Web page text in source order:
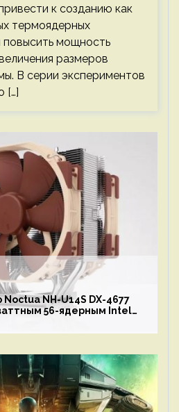
к созданию как
термоядерных
повысить мощность
размеров
В серии экспериментов
[…]
NH-U14S DX-4677
56-ядерным Intel